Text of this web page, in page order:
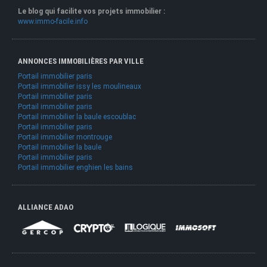
Le blog qui facilite vos projets immobilier :
www.immo-facile.info
ANNONCES IMMOBILIÈRES PAR VILLE
Portail immobilier paris
Portail immobilier issy les moulineaux
Portail immobilier paris
Portail immobilier paris
Portail immobilier la baule escoublac
Portail immobilier paris
Portail immobilier montrouge
Portail immobilier la baule
Portail immobilier paris
Portail immobilier enghien les bains
ALLIANCE ADAO